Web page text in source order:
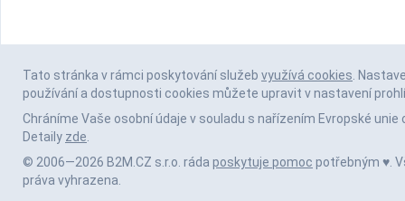
Tato stránka v rámci poskytování služeb využívá cookies .
používání a dostupnosti cookies můžete upravit v nastavení
Chráníme Vaše osobní údaje v souladu s nařízením Evropské unie
Detaily zde
© 2006—2026 B2M.CZ s.r.o. ráda poskytuje pomoc potřebným ♥️.
práva vyhrazena.